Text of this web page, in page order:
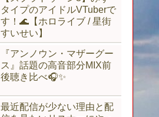
タイプのアイドルVTuberで
す！🌊【ホロライブ / 星街
すいせい】
『アンノウン・マザーグー
ス』話題の高音部分MIX前
後聴き比べ🎧✨
最近配信が少ない理由と配